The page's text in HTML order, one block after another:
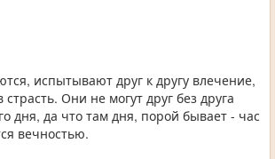
испытывают друг к другу влечение,
Они не могут друг без друга
дня, да что там дня, порой бывает - час
вечностью.